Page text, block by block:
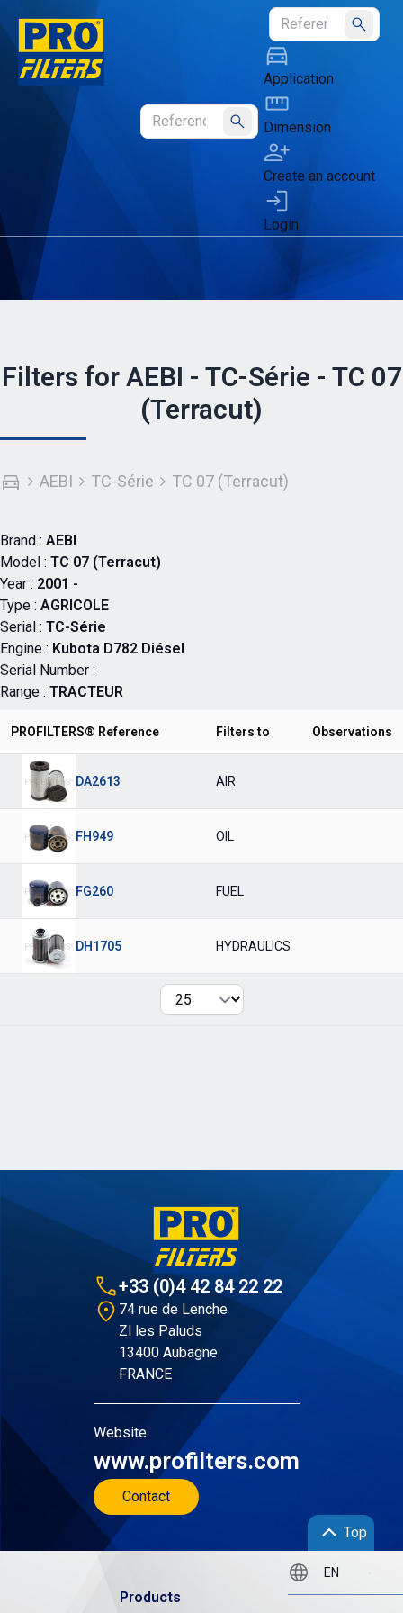
Submit
Submit
Application
Dimension
Create an account
Login
Filters for AEBI - TC-Série - TC 07
(Terracut)
AEBI TC-Série TC 07 (Terracut)
Brand : AEBI
Model : TC 07 (Terracut)
Year : 2001 -
Type : AGRICOLE
Serial : TC-Série
Engine : Kubota D782 Diésel
Serial Number :
Range : TRACTEUR
PROFILTERS® Reference Filters to Observations
DA2613 AIR
FH949 OIL
FG260 FUEL
DH1705 HYDRAULICS
+33 (0)4 42 84 22 22
74 rue de Lenche
Zl les Paluds
13400 Aubagne
FRANCE
Website
www.profilters.com
Contact
Top
Products